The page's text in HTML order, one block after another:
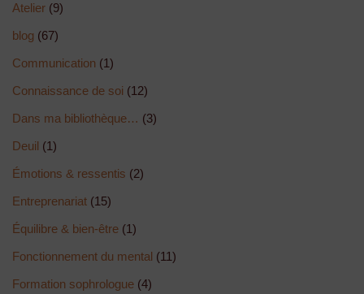
Atelier (9)
blog (67)
Communication (1)
Connaissance de soi (12)
Dans ma bibliothèque… (3)
Deuil (1)
Émotions & ressentis (2)
Entreprenariat (15)
Équilibre & bien-être (1)
Fonctionnement du mental (11)
Formation sophrologue (4)